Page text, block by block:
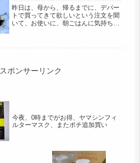
昨日は、母から、帰るまでに、デパー
トで買ってきて欲しいという注文を聞
いて、お使いに、朝ごはんに気持ち、
スポンサーリンク
今夜、0時までがお得、ヤマシンフィ
ルターマスク、またポチ追加買い